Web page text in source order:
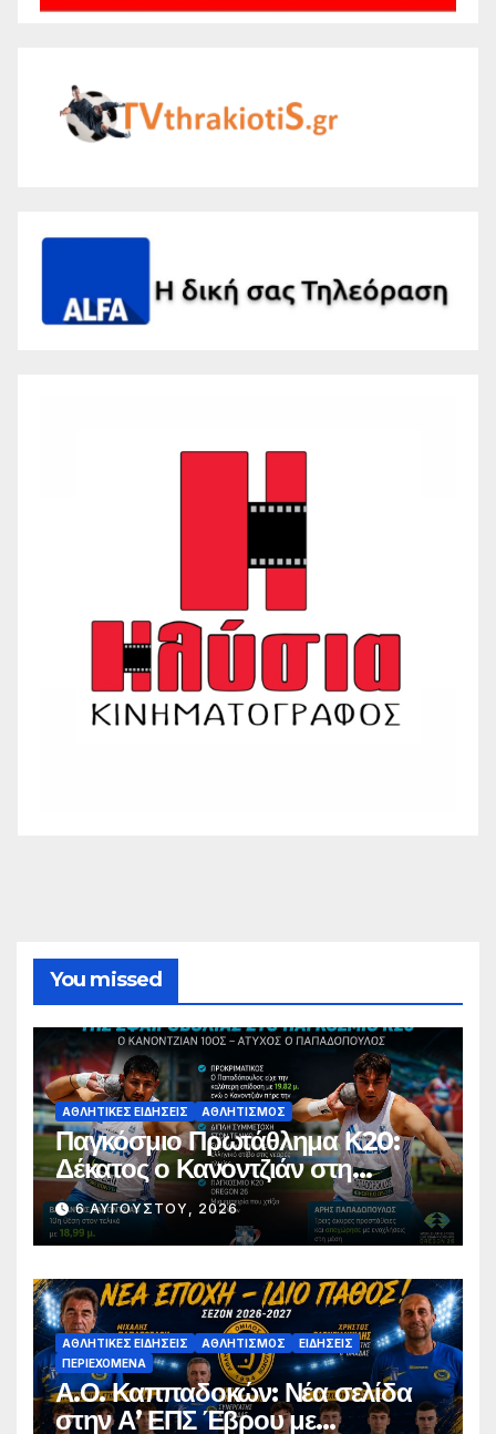
You missed
ΑΘΛΗΤΙΚΈΣ ΕΙΔΉΣΕΙΣ ΑΘΛΗΤΙΣΜΌΣ
Παγκόσμιο Πρωτάθλημα Κ20:
Δέκατος ο Κανοντζιάν στη
σφαιροβολία – Άτυχος ο
Παπαδόπουλος στον τελικό
6 ΑΥΓΟΎΣΤΟΥ, 2026
ΑΘΛΗΤΙΚΈΣ ΕΙΔΉΣΕΙΣ ΑΘΛΗΤΙΣΜΌΣ
ΕΙΔΉΣΕΙΣ
ΠΕΡΙΕΧΌΜΕΝΑ
Α.Ο. Καππαδοκών: Νέα σελίδα
στην Α’ ΕΠΣ Έβρου με